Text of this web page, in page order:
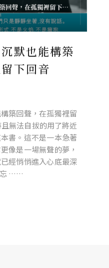
默也能構築
下回音
築回聲，在孤獨裡留
無法自拔的用了將近
書。這不是一本急著
像是一場無聲的夢，
經悄悄進入心底最深
忘 ……